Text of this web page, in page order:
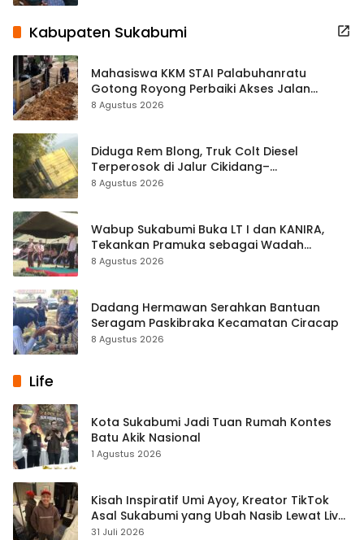
Kabupaten Sukabumi
Mahasiswa KKM STAI Palabuhanratu
Gotong Royong Perbaiki Akses Jalan
Majelis Ta’lim di Sagaranten
8 Agustus 2026
Diduga Rem Blong, Truk Colt Diesel
Terperosok di Jalur Cikidang–
Palabuhanratu
8 Agustus 2026
Wabup Sukabumi Buka LT I dan KANIRA,
Tekankan Pramuka sebagai Wadah
Pembentukan Karakter
8 Agustus 2026
Dadang Hermawan Serahkan Bantuan
Seragam Paskibraka Kecamatan Ciracap
8 Agustus 2026
Life
Kota Sukabumi Jadi Tuan Rumah Kontes
Batu Akik Nasional
1 Agustus 2026
Kisah Inspiratif Umi Ayoy, Kreator TikTok
Asal Sukabumi yang Ubah Nasib Lewat Live
Streaming
31 Juli 2026